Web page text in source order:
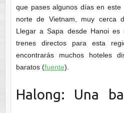
que pases algunos días en
norte de Vietnam, muy cerca
Llegar a Sapa desde Hanoi es
trenes directos para esta
encontrarás muchos hoteles
baratos (fuente).
Halong: Una